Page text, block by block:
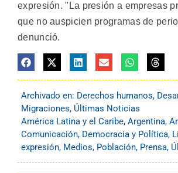
expresión. "La presión a empresas
que no auspicien programas de
denunció.
Archivado en: Derechos humanos,
Migraciones, Últimas Noticias
América Latina y el Caribe, Argentina,
Comunicación, Democracia y Política,
expresión, Medios, Población, Prensa,